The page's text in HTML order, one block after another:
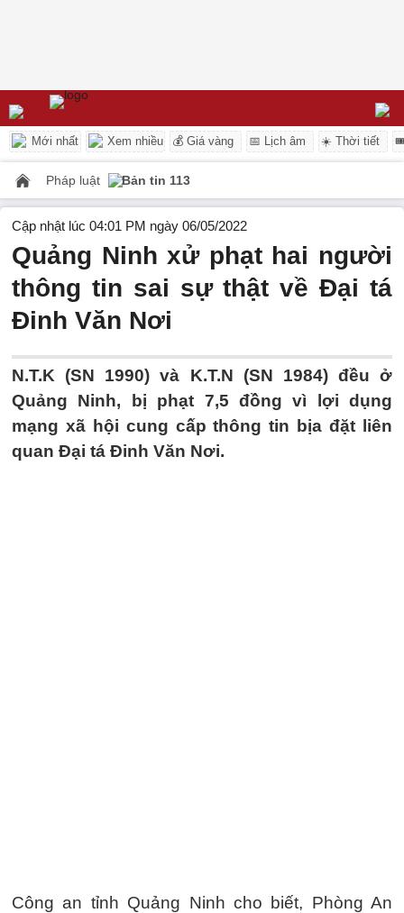
Mới nhất Xem nhiều 💰 Giá vàng 📅 Lịch âm ☀️ Thời tiết
Pháp luật Bản tin 113
Cập nhật lúc 04:01 PM ngày 06/05/2022
Quảng Ninh xử phạt hai người
thông tin sai sự thật về Đại tá
Đinh Văn Nơi
N.T.K (SN 1990) và K.T.N (SN 1984) đều ở
Quảng Ninh, bị phạt 7,5 đồng vì lợi dụng
mạng xã hội cung cấp thông tin bịa đặt liên
quan Đại tá Đinh Văn Nơi.
Công an tỉnh Quảng Ninh cho biết, Phòng An